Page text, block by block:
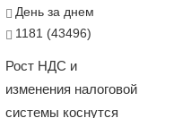
День за днем
1181 (43496)
Рост НДС и
изменения налоговой
системы коснутся